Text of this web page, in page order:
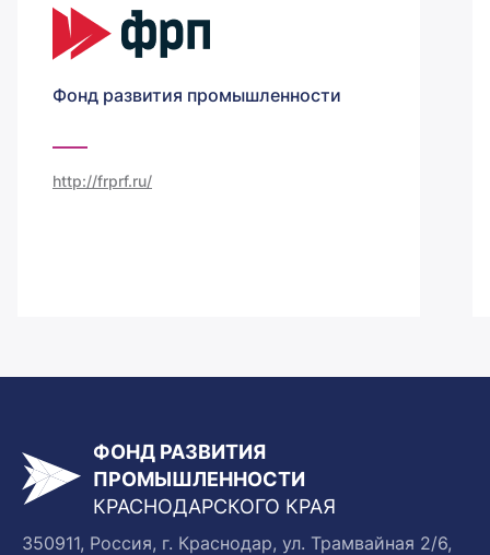
Фонд развития промышленности
http://frprf.ru/
ФОНД РАЗВИТИЯ
ПРОМЫШЛЕННОСТИ
КРАСНОДАРСКОГО КРАЯ
350911, Россия, г. Краснодар, ул. Трамвайная 2/6,